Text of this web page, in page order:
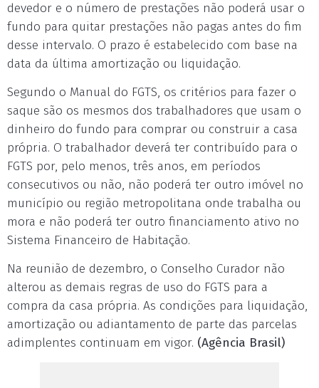
devedor e o número de prestações não poderá usar o
fundo para quitar prestações não pagas antes do fim
desse intervalo. O prazo é estabelecido com base na
data da última amortização ou liquidação.
Segundo o Manual do FGTS, os critérios para fazer o
saque são os mesmos dos trabalhadores que usam o
dinheiro do fundo para comprar ou construir a casa
própria. O trabalhador deverá ter contribuído para o
FGTS por, pelo menos, três anos, em períodos
consecutivos ou não, não poderá ter outro imóvel no
município ou região metropolitana onde trabalha ou
mora e não poderá ter outro financiamento ativo no
Sistema Financeiro de Habitação.
Na reunião de dezembro, o Conselho Curador não
alterou as demais regras de uso do FGTS para a
compra da casa própria. As condições para liquidação,
amortização ou adiantamento de parte das parcelas
adimplentes continuam em vigor. (Agência Brasil)